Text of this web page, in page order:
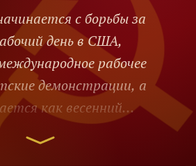
с борьбы за
день в США,
рабочее
демонстрации, а
как весенний
смысл, ритуалы и